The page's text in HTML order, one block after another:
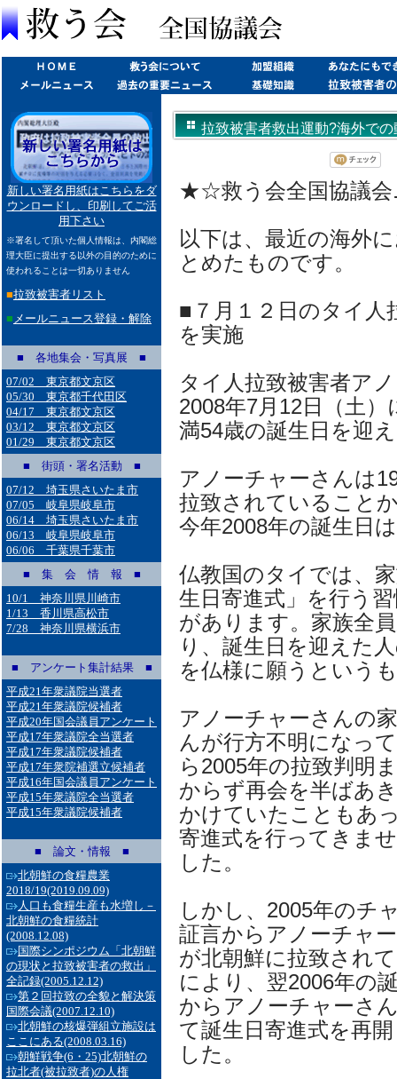
新しい署名用紙はこちらをダ
ウンロードし、印刷してご活
用下さい
※署名して頂いた個人情報は、内閣総
理大臣に提出する以外の目的のために
使われることは一切ありません
■拉致被害者リスト
■ メールニュース登録・解除
■ 各地集会・写真展 ■
07/02 東京都文京区
05/30 東京都千代田区
04/17 東京都文京区
03/12 東京都文京区
01/29 東京都文京区
■ 街頭・署名活動 ■
07/12 埼玉県さいたま市
07/05 岐阜県岐阜市
06/14 埼玉県さいたま市
06/13 岐阜県岐阜市
06/06 千葉県千葉市
■ 集 会 情 報 ■
10/1 神奈川県川崎市
1/13 香川県高松市
7/28 神奈川県横浜市
■ アンケート集計結果 ■
平成21年衆議院当選者
平成21年衆議院候補者
平成20年国会議員アンケート
平成17年衆議院全当選者
平成17年衆議院候補者
平成17年衆院補選立候補者
平成16年国会議員アンケート
平成15年衆議院全当選者
平成15年衆議院候補者
■ 論文・情報 ■
北朝鮮の食糧農業
2018/19(2019.09.09)
人口も食糧生産も水増し－
北朝鮮の食糧統計
(2008.12.08)
国際シンポジウム「北朝鮮
の現状と拉致被害者の救出」
全記録(2005.12.12)
第２回拉致の全貌と解決策
国際会議(2007.12.10)
北朝鮮の核爆弾組立施設は
ここにある(2008.03.16)
朝鮮戦争(6・25)北朝鮮の
拉北者(被拉致者)の人権
拉致被害者救出運動?海外で
★☆救う会全国協議
以下は、最近の海外
とめたものです。
■７月１２日のタイ人
を実施
タイ人拉致被害者ア
2008年7月12日（土）
満54歳の誕生日を迎
アノーチャーさんは
拉致されていること
今年2008年の誕生日
仏教国のタイでは、
生日寄進式」を行う
があります。家族全
り、誕生日を迎えた
を仏様に願うという
アノーチャーさんの
んが行方不明になっ
ら2005年の拉致判明
からず再会を半ばあ
かけていたこともあ
寄進式を行ってきま
した。
しかし、2005年のチ
証言からアノーチャ
が北朝鮮に拉致され
により、翌2006年の
からアノーチャーさ
て誕生日寄進式を再
した。